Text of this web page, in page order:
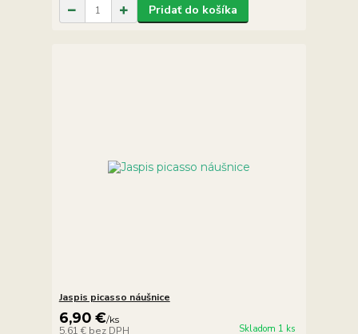
Pridať do košíka
Jaspis picasso náušnice
6,90 €/ks
5,61 € bez DPH Skladom 1 ks